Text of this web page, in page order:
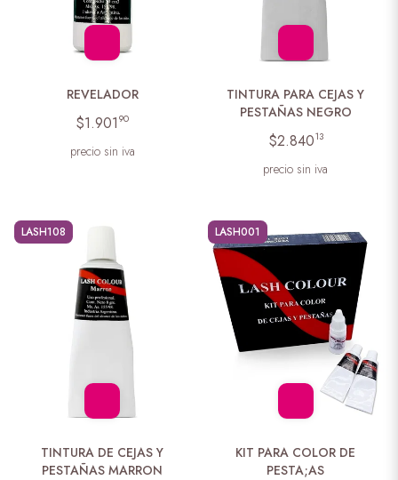
REVELADOR
$1.901 90
precio sin iva
TINTURA PARA CEJAS Y
PESTAÑAS NEGRO
$2.84013
precio sin iva
LASH108
TINTURA DE CEJAS Y
PESTAÑAS MARRON
LASH001
KIT PARA COLOR DE
PESTA;AS